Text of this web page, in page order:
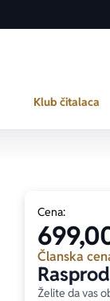
Klub čitalaca
Cena:
Članska
Želite da vas